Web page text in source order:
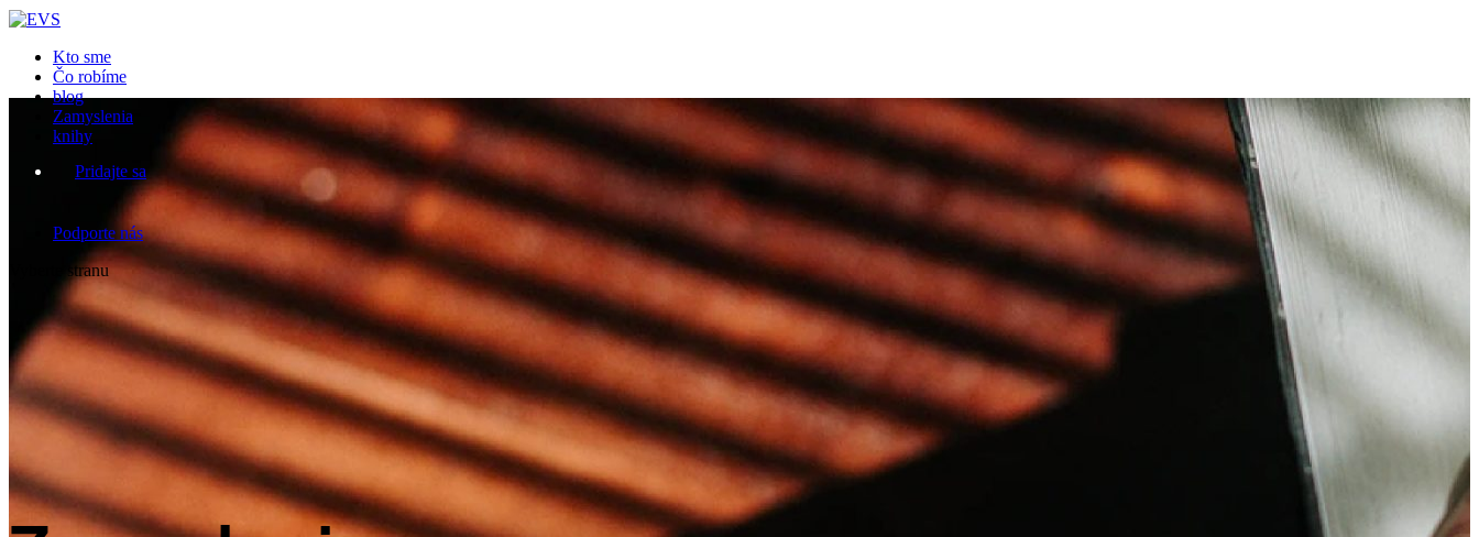
Kto sme
Čo robíme
blog
Zamyslenia
knihy
Pridajte sa
Podporte nás
Vyberte stranu